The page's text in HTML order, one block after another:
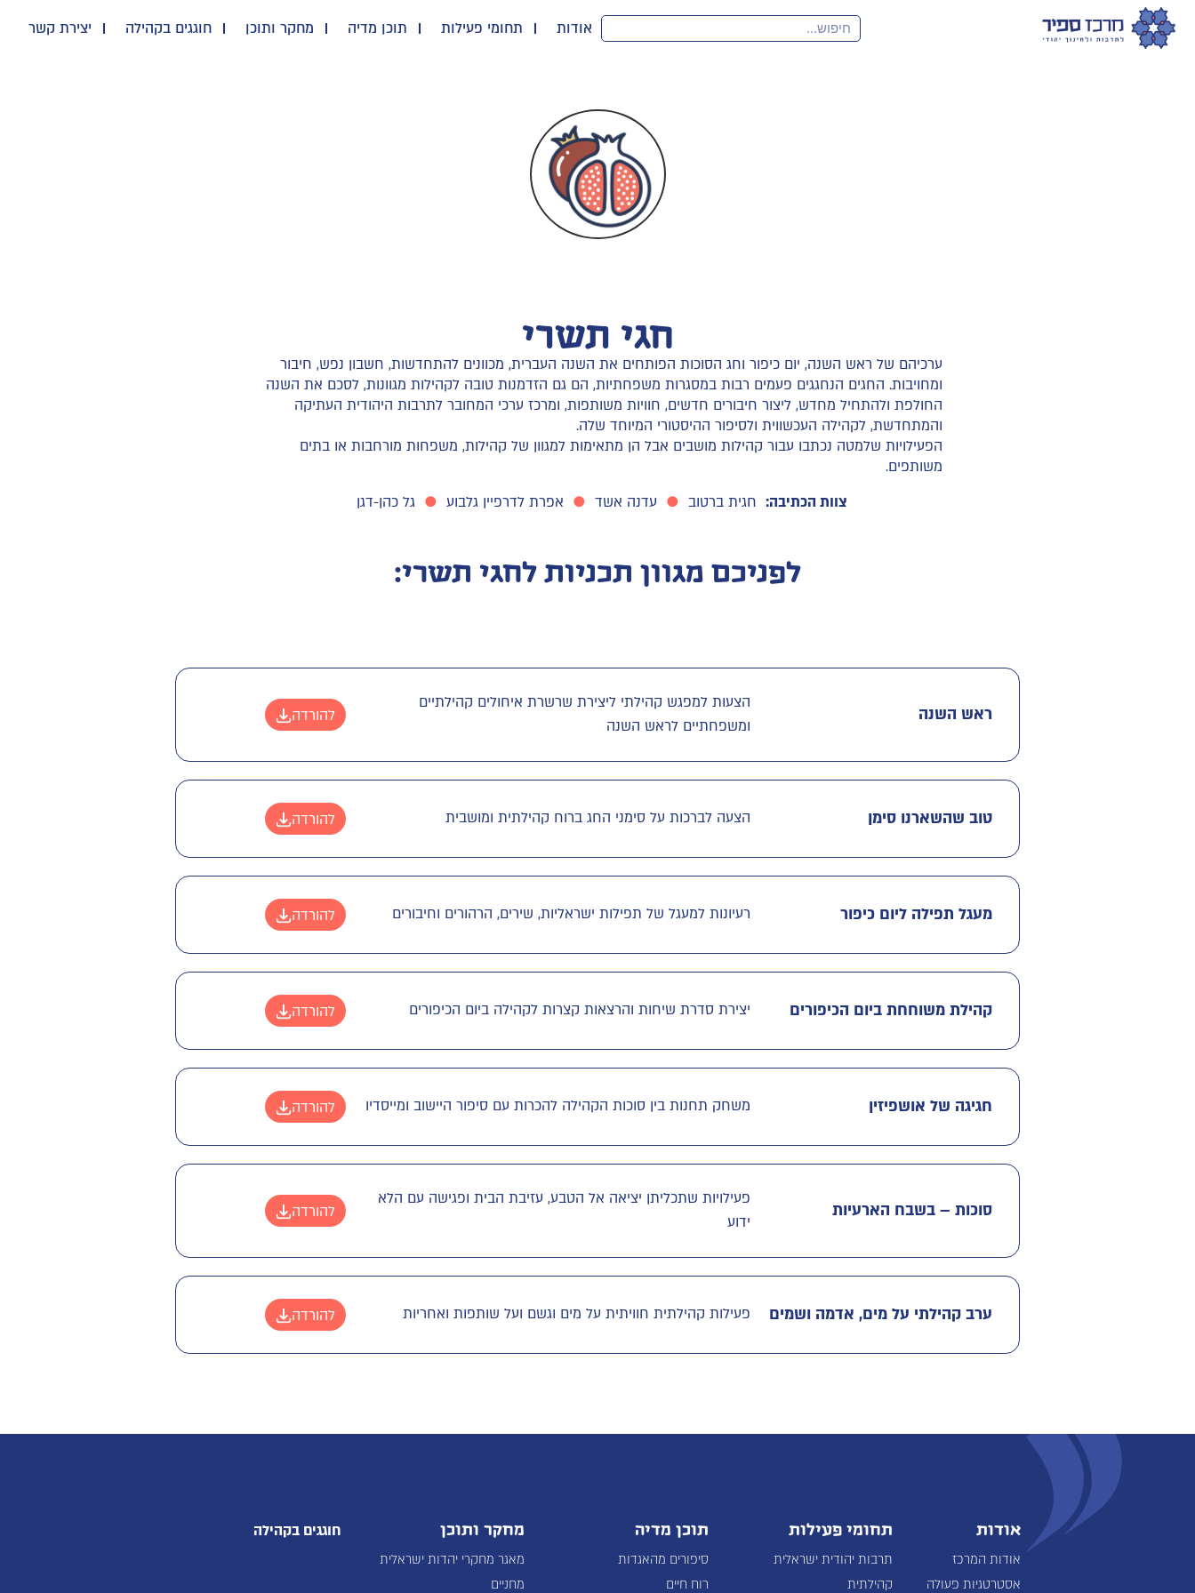
אודות תחומי פעילות תוכן מדיה מחקר ותוכן חוגגים בקהילה יצירת קשר
חגי תשרי
ערכיהם של ראש השנה, יום כיפור וחג הסוכות הפותחים את השנה העברית, מכוונים להתחדשות, חשבון נפש, חיבור
ומחויבות. החגים הנחגגים פעמים רבות במסגרות משפחתיות, הם גם הזדמנות טובה לקהילות מגוונות, לסכם את השנה
החולפת ולהתחיל מחדש, ליצור חיבורים חדשים, חוויות משותפות, ומרכז ערכי המחובר לתרבות היהודית העתיקה
והמתחדשת, לקהילה העכשווית ולסיפור ההיסטורי המיוחד שלה.
הפעילויות שלמטה נכתבו עבור קהילות מושבים אבל הן מתאימות למגוון של קהילות, משפחות מורחבות או בתים
משותפים.
צוות הכתיבה: חגית ברטוב ● עדנה אשד ● אפרת לדרפיין גלבוע ● גל כהן-דגן
לפניכם מגוון תכניות לחגי תשרי:
ראש השנה
הצעות למפגש קהילתי ליצירת שרשרת איחולים קהילתיים
ומשפחתיים לראש השנה
להורדה
טוב שהשארנו סימן הצעה לברכות על סימני החג ברוח קהילתית ומושבית להורדה
מעגל תפילה ליום כיפור רעיונות למעגל של תפילות ישראליות, שירים, הרהורים וחיבורים להורדה
קהילת משוחחת ביום הכיפורים יצירת סדרת שיחות והרצאות קצרות לקהילה ביום הכיפורים להורדה
חגיגה של אושפיזין משחק תחנות בין סוכות הקהילה להכרות עם סיפור היישוב ומייסדיו להורדה
סוכות – בשבח הארעיות
פעילויות שתכליתן יציאה אל הטבע, עזיבת הבית ופגישה עם הלא
ידוע
להורדה
ערב קהילתי על מים, אדמה ושמים פעילות קהילתית חוויתית על מים וגשם ועל שותפות ואחריות להורדה
אודות
אודות המרכז
אסטרטגיות פעולה
תחומי פעילות
תרבות יהודית ישראלית
קהילתית
תוכן מדיה
סיפורים מהאגדות
רוח חיים
מחקר ותוכן
מאגר מחקרי יהדות ישראלית
מחניים
חוגגים בקהילה